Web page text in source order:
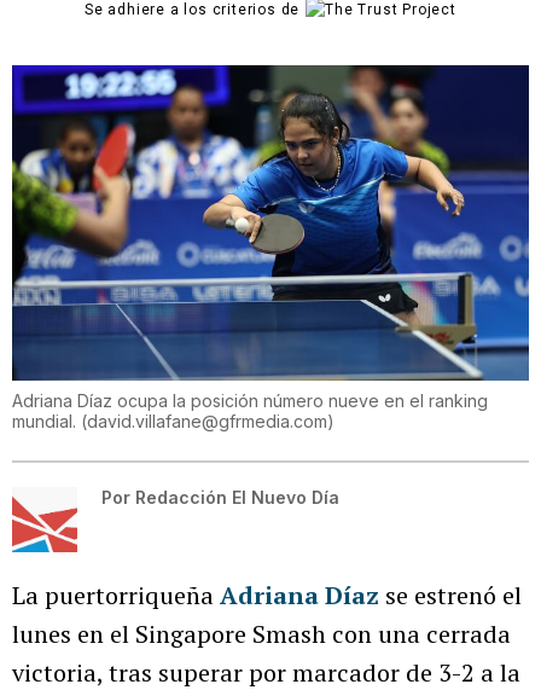
Se adhiere a los criterios de
Adriana Díaz ocupa la posición número nueve en el ranking
mundial. (david.villafane@gfrmedia.com)
Por Redacción El Nuevo Día
La puertorriqueñaAdriana Díaz se estrenó el
lunes en el Singapore Smash con una cerrada
victoria, tras superar por marcador de 3-2 a la